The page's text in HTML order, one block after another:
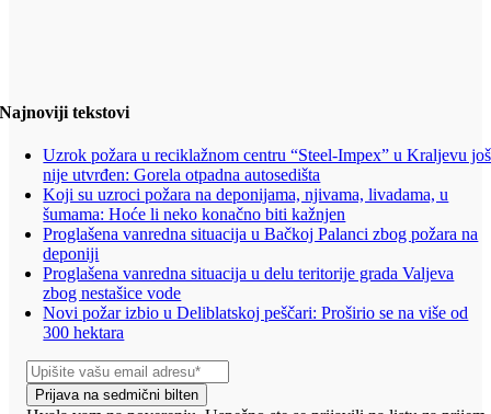
Najnoviji tekstovi
Uzrok požara u reciklažnom centru “Steel-Impex” u Kraljevu još
nije utvrđen: Gorela otpadna autosedišta
Koji su uzroci požara na deponijama, njivama, livadama, u
šumama: Hoće li neko konačno biti kažnjen
Proglašena vanredna situacija u Bačkoj Palanci zbog požara na
deponiji
Proglašena vanredna situacija u delu teritorije grada Valjeva
zbog nestašice vode
Novi požar izbio u Deliblatskoj peščari: Proširio se na više od
300 hektara
Prijava na sedmični bilten